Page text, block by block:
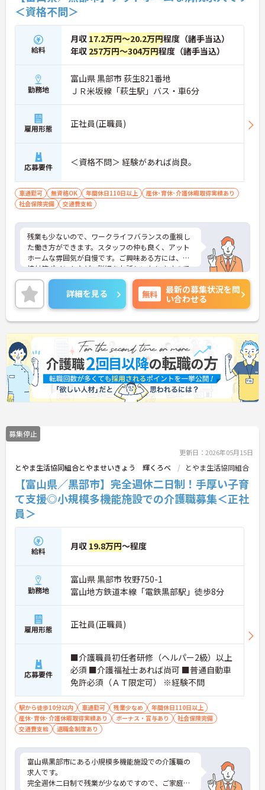
＜資格不問＞
給料
月収 17.2万円～20.2万円程度（諸手当込）
年収 257万円～304万円程度（諸手当込）
勤務地
富山県 黒部市 荻生821番地
ＪＲ米坂線「萩生駅」バス・車6分
雇用形態 正社員(正職員)
応募要件 ＜資格不問＞ 経験があれば尚良。
車通勤可 無資格OK 年間休日110日以上
産休･育休･介護休暇取得実績あり
社会保険完備
交通費支給
残業も少ないので、ワークライフバランスの重視し
た働き方ができます。スタッフの仲も良く、アット
ホームな雰囲気が自慢です。ご興味ある方には、面
接対策ポイントなど、詳細をお話しいたしますので
お気軽にご相談ください。
詳細を見る 無料
最新の募集状況を問
い合わせる
募集停止
更新日：2026年05月15日
とやま生活協同組合とやませいきょう 輝くろべ とやま生活協同組合
【富山県／黒部市】完全週休二日制！手厚い子育
て支援◎小規模多機能施設での介護職募集＜正社
員＞
給料 月収 19.8万円～程度
勤務地
富山県 黒部市 牧野750-1
富山地方鉄道本線「電鉄黒部駅」徒歩8分
雇用形態 正社員(正職員)
応募要件
■介護職員初任者研修（ヘルパー2級）以上
必須 ■介護福祉士あれば尚可 ■普通自動車
免許必須（ＡＴ限定可） ※経験不問
駅から徒歩10分以内 車通勤可 残業少なめ
年間休日110日以上
産休･育休･介護休暇取得実績あり
ボーナス・賞与あり
社会保険完備
交通費支給
退職金制度あり
富山県黒部市にある小規模多機能施設での介護職の
求人です。
完全週休二日制で残業が少なめですので、ご家庭や